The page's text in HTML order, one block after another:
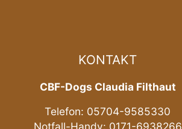
KONTAKT
CBF-Dogs Claudia Filthaut
Telefon: 05704-9585330